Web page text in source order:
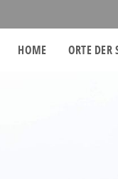
HOME ORTE DER